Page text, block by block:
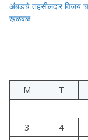
अंबडचे तहसीलदार विजय
खळबळ
M
T
3
4